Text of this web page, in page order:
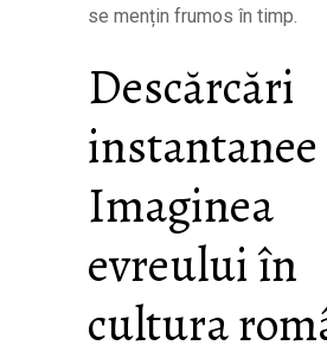
se mențin frumos în timp.
Descărcări
instantanee
Imaginea
evreului în
cultura